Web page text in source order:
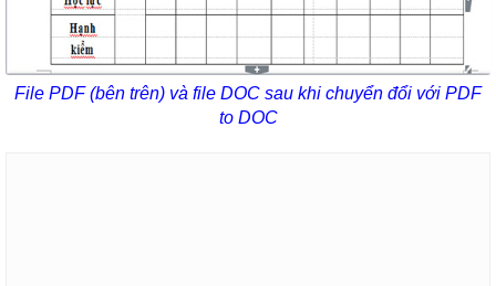
File PDF (bên trên) và file DOC sau khi chuyển đổi với PDF
to DOC